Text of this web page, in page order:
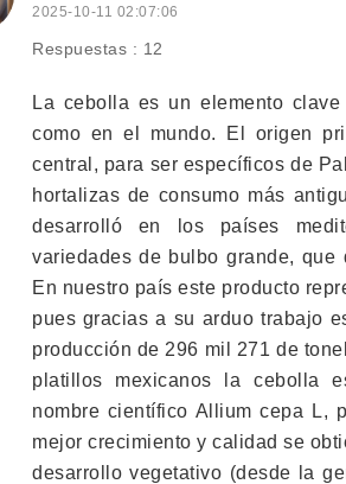
2025-10-11 02:07:06
Respuestas : 12
La cebolla es un elemento
como en el mundo. El origen
central, para ser específicos de
hortalizas de consumo más
desarrolló en los países
variedades de bulbo grande,
En nuestro país este producto
pues gracias a su arduo trabajo
producción de 296 mil 271 de
platillos mexicanos la cebolla
nombre científico Allium cepa L,
mejor crecimiento y calidad se
desarrollo vegetativo (desde la